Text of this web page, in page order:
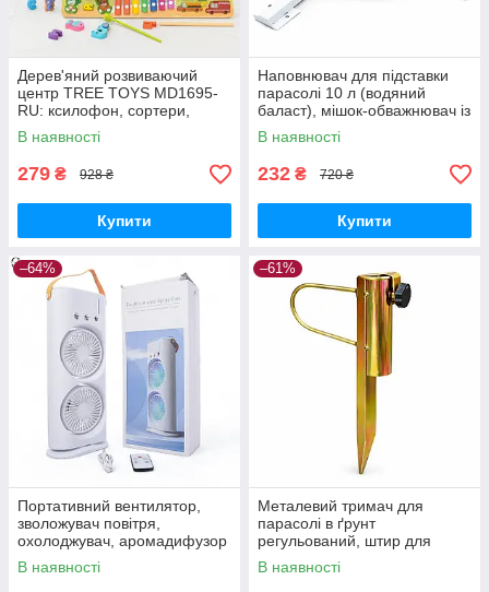
Дерев'яний розвиваючий
центр TREE TOYS MD1695-
RU: ксилофон, сортери,
рибальство, 10 рибок
В наявності
279 ₴ 928 ₴
Купити
Наповнювач для підставки
парасолі 10 л (водяний
баласт), мішок-обважнювач із
клапаном
В наявності
232 ₴ 720 ₴
Купити
–64%
Портативний вентилятор,
зволожувач повітря,
охолоджувач, аромадифузор
FH-666
В наявності
–61%
Металевий тримач для
парасолі в ґрунт
регульований, штир для
садової парасолі з
фіксатором
В наявності